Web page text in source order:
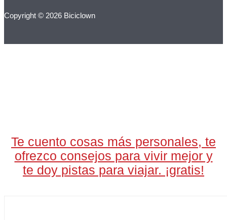
Copyright © 2026 Biciclown
Te cuento cosas más personales, te
ofrezco consejos para vivir mejor y
te doy pistas para viajar. ¡gratis!